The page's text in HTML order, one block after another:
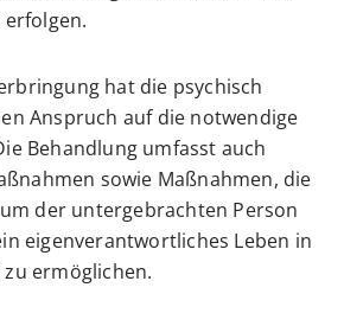
erfolgen.
hat die psychisch
Anspruch auf die notwendige
Behandlung umfasst auch
sowie Maßnahmen, die
der untergebrachten Person
eigenverantwortliches Leben in
ermöglichen.